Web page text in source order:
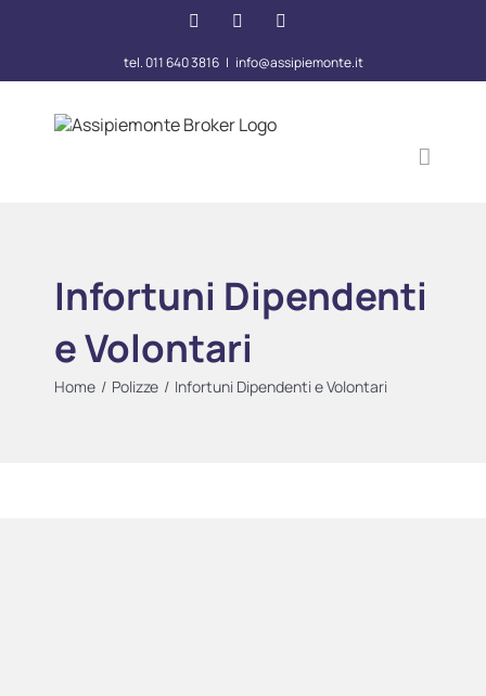
FacebookInstagram
tel. 011 640 3816 | info@assipiemonte.it
Infortuni Dipendenti
e Volontari
Home / Polizze / Infortuni Dipendenti e Volontari